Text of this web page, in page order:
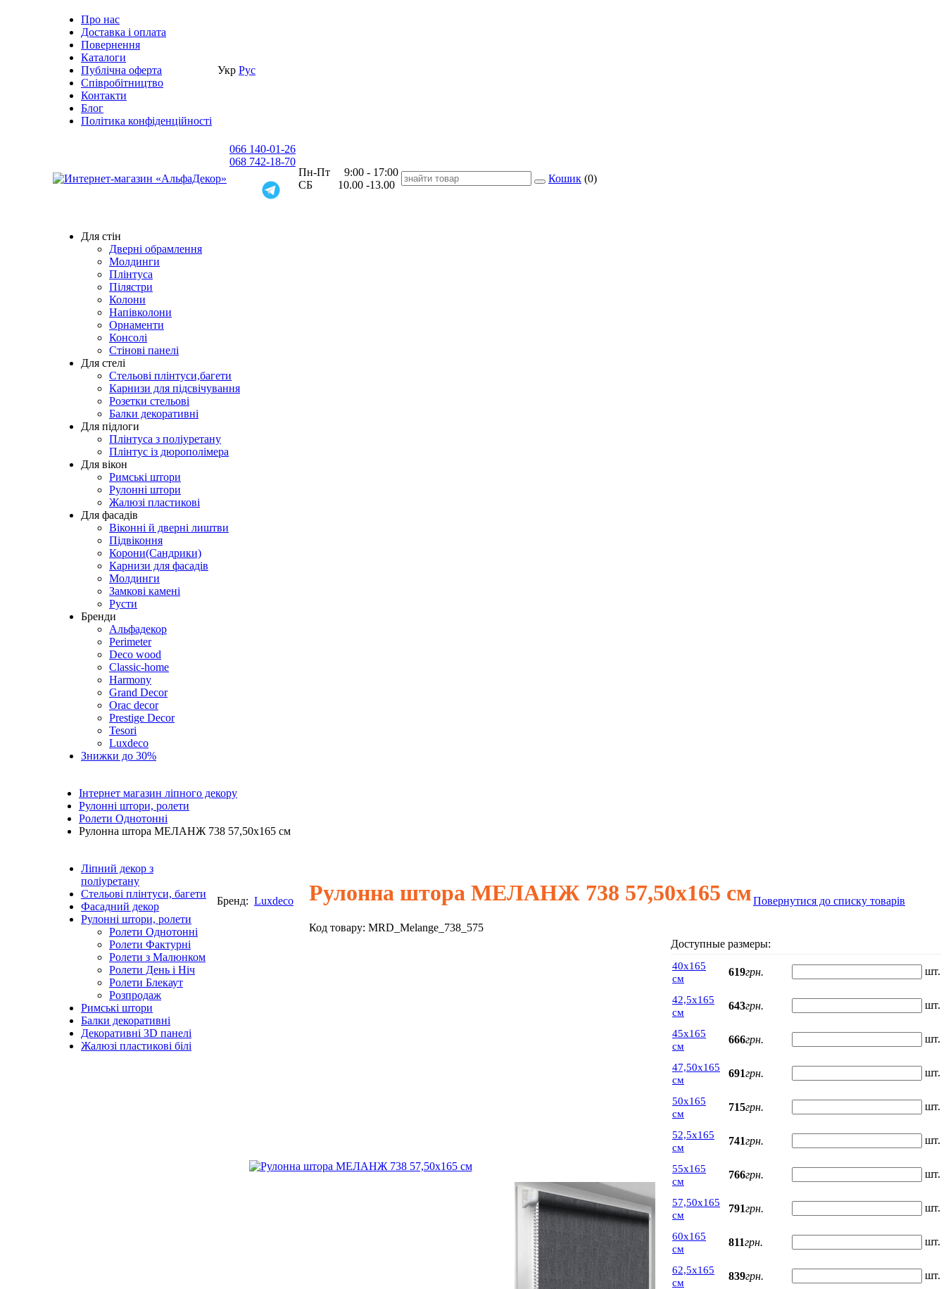
Про нас
Доставка i оплата
Повернення
Каталоги
Публічна оферта
Співробітництво
Контакти
Блог
Політика конфіденційності
Укр Рус
066 140-01-26
068 742-18-70
Пн-Пт 9:00 - 17:00
СБ 10.00 -13.00
Кошик (0)
Для стін
Дверні обрамлення
Молдинги
Плінтуса
Пілястри
Колони
Напівколони
Орнаменти
Консолі
Стінові панелі
Для стелі
Стельові плінтуси,багети
Карнизи для підсвічування
Розетки стельові
Балки декоративні
Для підлоги
Плінтуса з поліуретану
Плінтус із дюрополімера
Для вікон
Римські штори
Рулонні штори
Жалюзі пластикові
Для фасадів
Віконні й дверні лиштви
Підвіконня
Корони(Сандрики)
Карнизи для фасадів
Молдинги
Замкові камені
Русти
Бренди
Альфадекор
Perimeter
Deco wood
Classic-home
Harmony
Grand Decor
Orac decor
Prestige Decor
Tesori
Luxdeco
Знижки до 30%
Інтернет магазин ліпного декору
Рулонні штори, ролети
Ролети Однотонні
Рулонна штора МЕЛАНЖ 738 57,50х165 см
Бренд: Luxdeco Рулонна штора МЕЛАНЖ 738 57,50х165 см
Код товару: MRD_Melange_738_575
Повернутися до списку товарів
Доступные размеры:
40х165
см
619грн. шт.
42,5х165
см
643грн. шт.
45х165
см
666грн. шт.
47,50х165
см
691грн. шт.
50х165
см
715грн. шт.
52,5х165
см
741грн. шт.
55х165
см
766грн. шт.
57,50х165
см
791грн. шт.
60х165
см
811грн. шт.
62,5х165
см
839грн. шт.
Ліпний декор з
поліуретану
Стельові плінтуси, багети
Фасадний декор
Рулонні штори, ролети
Ролети Однотонні
Ролети Фактурні
Ролети з Малюнком
Ролети День і Ніч
Ролети Блекаут
Розпродаж
Римські штори
Балки декоративні
Декоративні 3D панелі
Жалюзі пластикові білі